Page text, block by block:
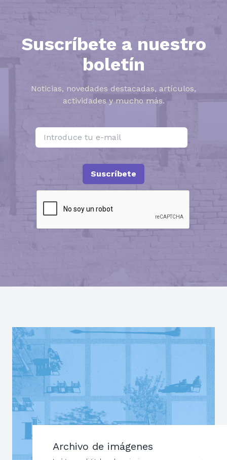
Suscríbete a nuestro
boletín
Noticias, novedades destacadas, artículos,
actividades y mucho más.
Suscríbete
Archivo de imágenes